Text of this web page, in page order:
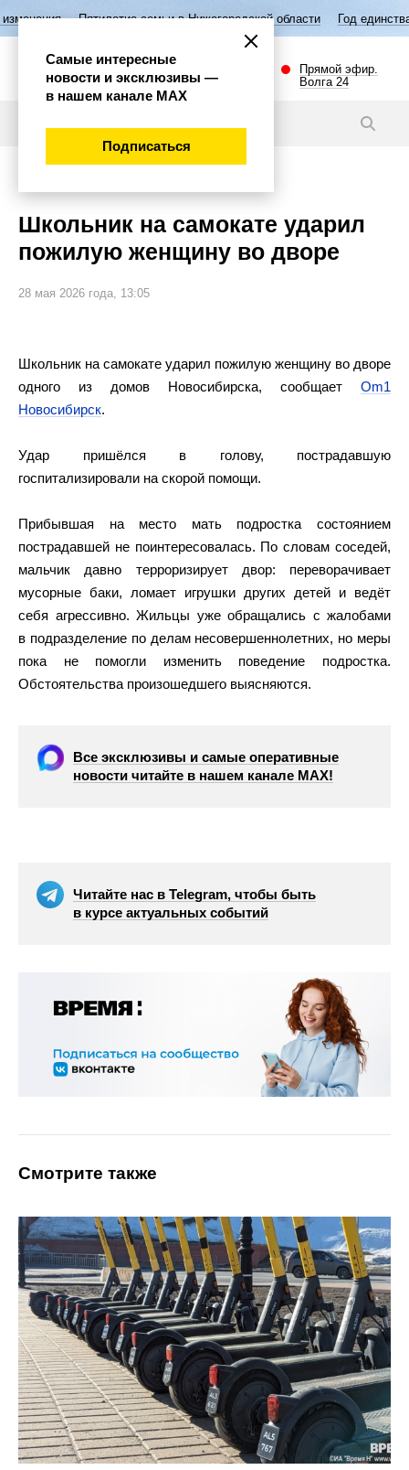
семьи в Нижегородской области Год единства народов
Прямой эфир.
Волга 24
Школьник на самокате ударил
пожилую женщину во дворе
28 мая 2026 года, 13:05
Школьник на самокате ударил пожилую женщину во дворе
одного из домов Новосибирска, сообщает Om1
Новосибирск.
Удар пришёлся в голову, пострадавшую
госпитализировали на скорой помощи.
Прибывшая на место мать подростка состоянием
пострадавшей не поинтересовалась. По словам соседей,
мальчик давно терроризирует двор: переворачивает
мусорные баки, ломает игрушки других детей и ведёт
себя агрессивно. Жильцы уже обращались с жалобами
в подразделение по делам несовершеннолетних, но меры
пока не помогли изменить поведение подростка.
Обстоятельства произошедшего выясняются.
Все эксклюзивы и самые оперативные
новости читайте в нашем канале МАХ!
Читайте нас в Telegram, чтобы быть
в курсе актуальных событий
Смотрите также
Самые интересные
новости и эксклюзивы —
в нашем канале МАХ
Подписаться